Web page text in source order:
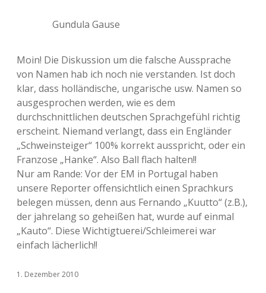
Gundula Gause
Moin! Die Diskussion um die falsche Aussprache
von Namen hab ich noch nie verstanden. Ist doch
klar, dass holländische, ungarische usw. Namen so
ausgesprochen werden, wie es dem
durchschnittlichen deutschen Sprachgefühl richtig
erscheint. Niemand verlangt, dass ein Engländer
„Schweinsteiger“ 100% korrekt ausspricht, oder ein
Franzose „Hanke“. Also Ball flach halten!!
Nur am Rande: Vor der EM in Portugal haben
unsere Reporter offensichtlich einen Sprachkurs
belegen müssen, denn aus Fernando „Kuutto“ (z.B.),
der jahrelang so geheißen hat, wurde auf einmal
„Kauto“. Diese Wichtigtuerei/Schleimerei war
einfach lächerlich!!
1. Dezember 2010